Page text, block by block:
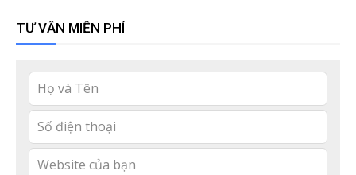
TƯ VẤN MIỄN PHÍ
this
field
blank